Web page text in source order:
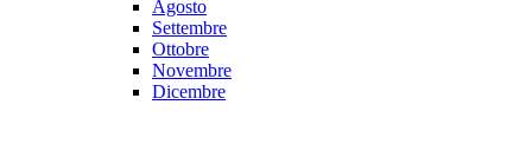
Agosto
Settembre
Ottobre
Novembre
Dicembre